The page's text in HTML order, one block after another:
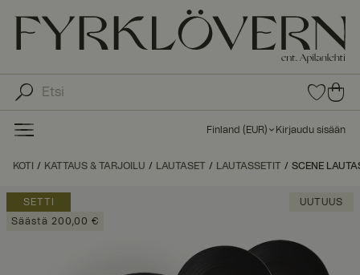
0
tuot
suo
0
tu
ot
a
os
Finland ( EUR) Kirjaudu sisään
KOTI KATTAUS & TARJOILU LAUTASET LAUTASSETIT SCENE
SETTI
Säästä 200,00 €
UUTUUS